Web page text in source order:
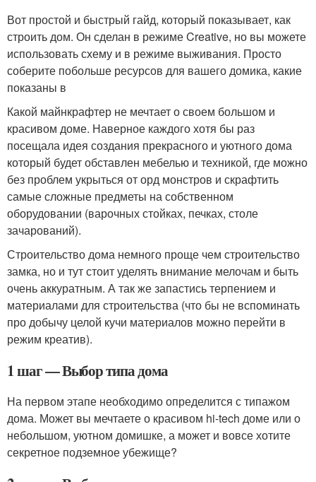
Вот простой и быстрый гайд, который показывает, как
строить дом. Он сделан в режиме Creative, но вы можете
использовать схему и в режиме выживания. Просто
соберите побольше ресурсов для вашего домика, какие
показаны в
Какой майнкрафтер не мечтает о своем большом и
красивом доме. Наверное каждого хотя бы раз
посещала идея создания прекрасного и уютного дома
который будет обставлен мебелью и техникой, где можно
без проблем укрыться от орд монстров и скрафтить
самые сложные предметы на собственном
оборудовании (варочных стойках, печках, столе
зачарований).
Строительство дома немного проще чем строительство
замка, но и тут стоит уделять внимание мелочам и быть
очень аккуратным. А так же запастись терпением и
материалами для строительства (что бы не вспоминать
про добычу целой кучи материалов можно перейти в
режим креатив).
1 шаг — Выбор типа дома
На первом этапе необходимо определится с типажом
дома. Может вы мечтаете о красивом hi-tech доме или о
небольшом, уютном домишке, а может и вовсе хотите
секретное подземное убежище?